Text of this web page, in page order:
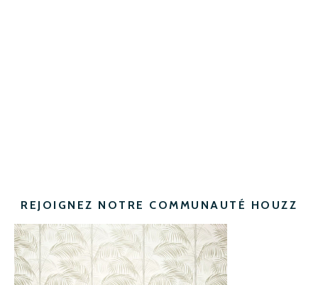
REJOIGNEZ NOTRE COMMUNAUTÉ HOUZZ